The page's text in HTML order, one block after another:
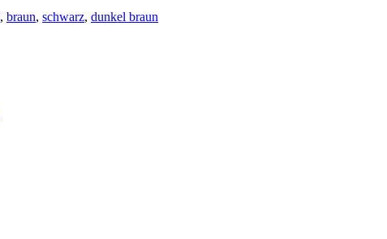
, braun, schwarz, dunkel braun